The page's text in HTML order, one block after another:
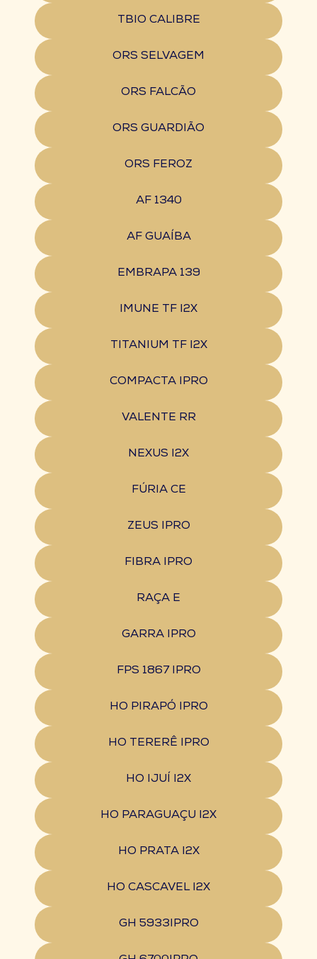
TBIO CALIBRE
ORS SELVAGEM
ORS FALCÃO
ORS GUARDIÃO
ORS FEROZ
AF 1340
AF GUAÍBA
EMBRAPA 139
IMUNE TF I2X
TITANIUM TF I2X
COMPACTA IPRO
VALENTE RR
NEXUS I2X
FÚRIA CE
ZEUS IPRO
FIBRA IPRO
RAÇA E
GARRA IPRO
FPS 1867 IPRO
HO PIRAPÓ IPRO
HO TERERÊ IPRO
HO IJUÍ I2X
HO PARAGUAÇU I2X
HO PRATA I2X
HO CASCAVEL I2X
GH 5933IPRO